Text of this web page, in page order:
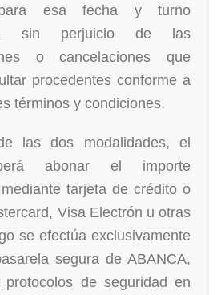
para esa fecha y turno
sin perjuicio de las
o cancelaciones que
procedentes conforme a
términos y condiciones.
las dos modalidades, el
abonar el importe
tarjeta de crédito o
Visa Electrón u otras
se efectúa exclusivamente
segura de ABANCA,
protocolos de seguridad en